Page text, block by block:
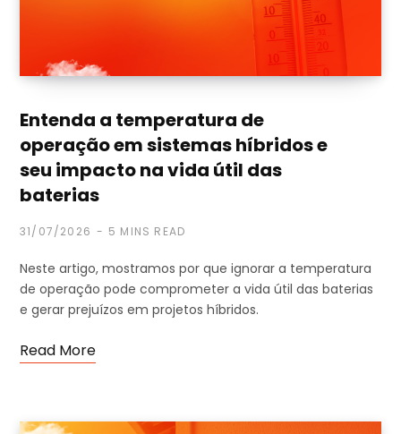
Entenda a temperatura de
operação em sistemas híbridos e
seu impacto na vida útil das
baterias
31/07/2026 5 MINS READ
Neste artigo, mostramos por que ignorar a temperatura
de operação pode comprometer a vida útil das baterias
e gerar prejuízos em projetos híbridos.
Read More